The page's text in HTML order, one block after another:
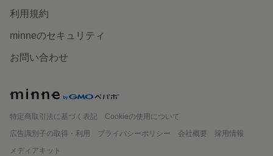
利用規約
minneのセキュリティ
お問い合わせ
特定商取引法に基づく表記
Cookieの使用について
広告識別子の取得・利用
プライバシーポリシー 会社概要
採用情報
メディアキット